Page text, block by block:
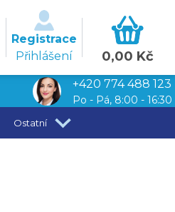
Registrace
Přihlášení
0,00 Kč
+420 774 488 123
Po - Pá, 8:00 - 16:30
Ostatní